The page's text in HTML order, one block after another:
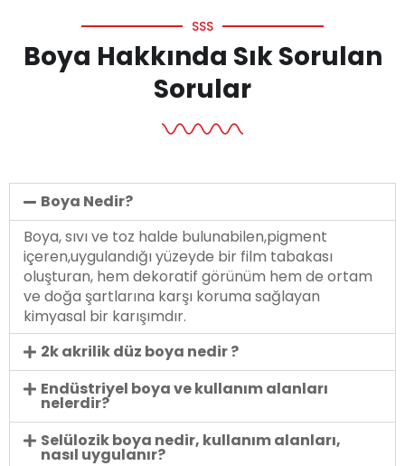
SSS
Boya Hakkında Sık Sorulan
Sorular
Boya Nedir?
Boya, sıvı ve toz halde bulunabilen,pigment
içeren,uygulandığı yüzeyde bir film tabakası
oluşturan, hem dekoratif görünüm hem de ortam
ve doğa şartlarına karşı koruma sağlayan
kimyasal bir karışımdır.
2k akrilik düz boya nedir ?
Endüstriyel boya ve kullanım alanları
nelerdir?
Selülozik boya nedir, kullanım alanları,
nasıl uygulanır?